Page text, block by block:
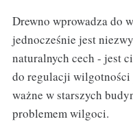
Drewno wprowadza do
jednocześnie jest
naturalnych cech - jest
do regulacji wilgotności
ważne w starszych
problemem wilgoci.